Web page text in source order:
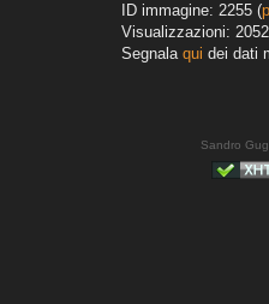
ID immagine: 2255 (
Visualizzazioni: 2052
Segnala qui dei dati
Sandro